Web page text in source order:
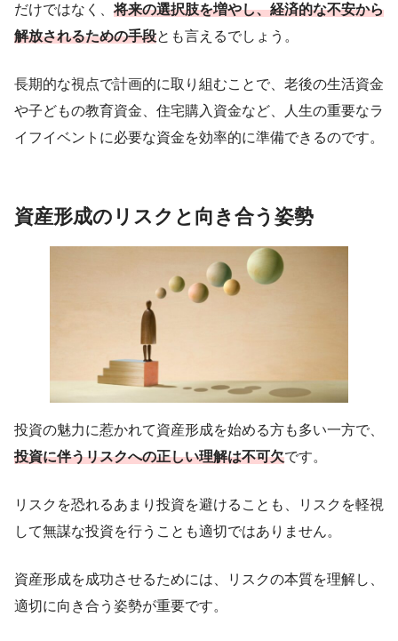
だけではなく、将来の選択肢を増やし、経済的な不安から
解放されるための手段とも言えるでしょう。
長期的な視点で計画的に取り組むことで、老後の生活資金
や子どもの教育資金、住宅購入資金など、人生の重要なラ
イフイベントに必要な資金を効率的に準備できるのです。
資産形成のリスクと向き合う姿勢
投資の魅力に惹かれて資産形成を始める方も多い一方で、
投資に伴うリスクへの正しい理解は不可欠です。
リスクを恐れるあまり投資を避けることも、リスクを軽視
して無謀な投資を行うことも適切ではありません。
資産形成を成功させるためには、リスクの本質を理解し、
適切に向き合う姿勢が重要です。